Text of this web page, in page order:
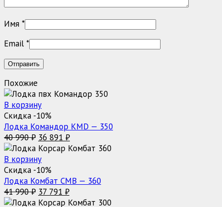
Имя *
Email *
Похожие
В корзину
Скидка -10%
Лодка Командор KMD — 350
40 990₽ Первоначальная
цена
составляла
40
990 ₽.
36 891 ₽Текущая
цена:
В корзину
Скидка -10%
Лодка Комбат CMB — 360
41 990₽ Первоначальная
цена
37 791 ₽Текущая
цена: